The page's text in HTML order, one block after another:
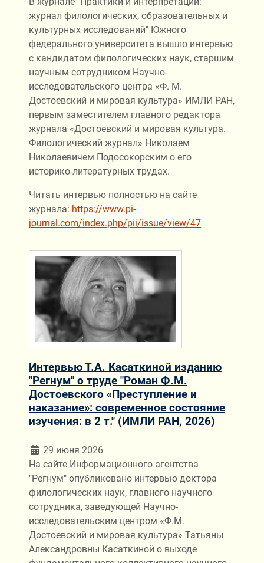
журнал филологических, образовательных и
культурных исследований" Южного
федерального университета вышло интервью
с кандидатом филологических наук, старшим
научным сотрудником Научно-
исследовательского центра «Ф. М.
Достоевский и мировая культура» ИМЛИ РАН,
первым заместителем главного редактора
журнала «Достоевский и мировая культура.
Филологический журнал» Николаем
Николаевичем Подосокорским о его
историко-литературных трудах.
Читать интервью полностью на сайте
журнала: https://www.pi-
journal.com/index.php/pii/issue/view/47
Интервью Т.А. Касаткиной изданию
"Регнум" о труде "Роман Ф.М.
Достоевского «Преступление и
наказание»: современное состояние
изучения: в 2 т." (ИМЛИ РАН, 2026)
29 июня 2026
На сайте Информационного агентства
"Регнум" опубликовано интервью доктора
филологических наук, главного научного
сотрудника, заведующей Научно-
исследовательским центром «Ф.М.
Достоевский и мировая культура» Татьяны
Александровны Касаткиной о выходе